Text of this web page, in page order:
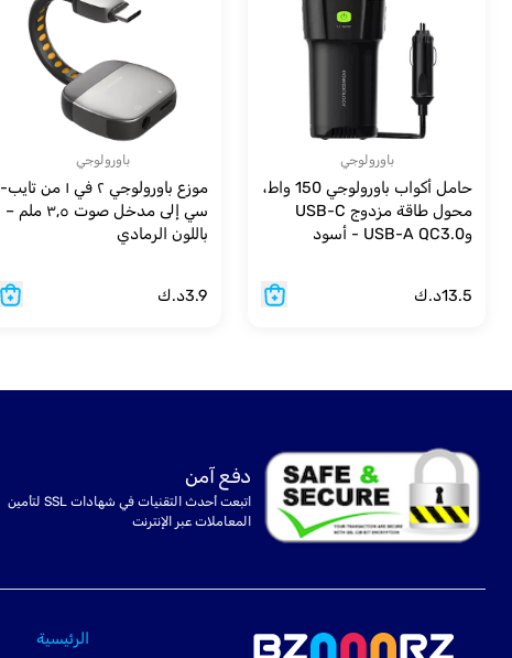
باورولوجي
حامل أكواب باورولوجي 150 واط،
محول طاقة مزدوج USB-C
وUSB-A QC3.0 - أسود
13.5د.ك
باورولوجي
موزع باورولوجي ٢ في ١ من تايب-
سي إلى مدخل صوت ٣٫٥ ملم –
باللون الرمادي
3.9د.ك
دفع آمن
اتبعت أحدث التقنيات في شهادات SSL لتأمين
المعاملات عبر الإنترنت
الرئيسية